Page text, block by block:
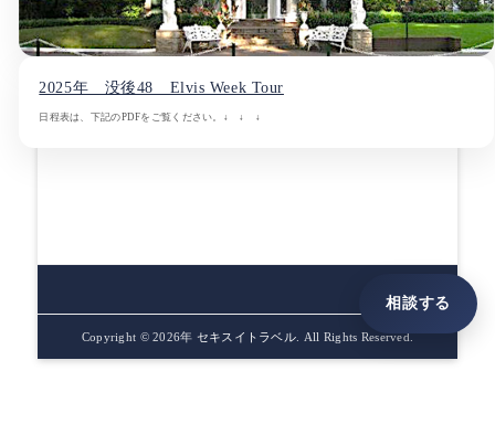
2025年 没後48 Elvis Week Tour
日程表は、下記のPDFをご覧ください。↓ ↓ ↓
相談する
Copyright © 2026年 セキスイトラベル . All Rights Reserved.